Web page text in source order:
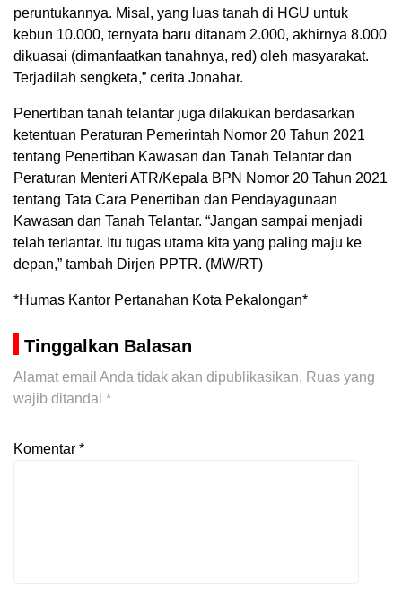
peruntukannya. Misal, yang luas tanah di HGU untuk
kebun 10.000, ternyata baru ditanam 2.000, akhirnya 8.000
dikuasai (dimanfaatkan tanahnya, red) oleh masyarakat.
Terjadilah sengketa,” cerita Jonahar.
Penertiban tanah telantar juga dilakukan berdasarkan
ketentuan Peraturan Pemerintah Nomor 20 Tahun 2021
tentang Penertiban Kawasan dan Tanah Telantar dan
Peraturan Menteri ATR/Kepala BPN Nomor 20 Tahun 2021
tentang Tata Cara Penertiban dan Pendayagunaan
Kawasan dan Tanah Telantar. “Jangan sampai menjadi
telah terlantar. Itu tugas utama kita yang paling maju ke
depan,” tambah Dirjen PPTR. (MW/RT)
*Humas Kantor Pertanahan Kota Pekalongan*
Tinggalkan Balasan
Alamat email Anda tidak akan dipublikasikan. Ruas yang
wajib ditandai *
Komentar *